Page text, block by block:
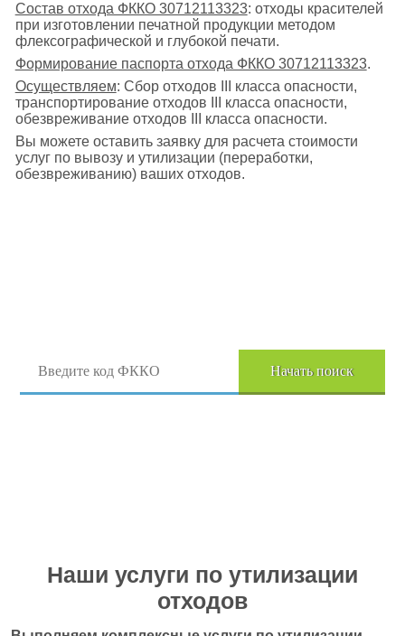
Состав отхода ФККО 30712113323: отходы красителей
при изготовлении печатной продукции методом
флексографической и глубокой печати.
Формирование паспорта отхода ФККО 30712113323.
Осуществляем: Сбор отходов III класса опасности,
транспортирование отходов III класса опасности,
обезвреживание отходов III класса опасности.
Вы можете оставить заявку для расчета стоимости
услуг по вывозу и утилизации (переработки,
обезвреживанию) ваших отходов.
Начать поиск
Наши услуги по утилизации
отходов